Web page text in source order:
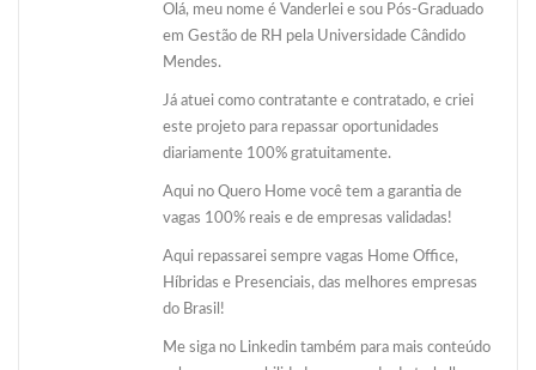
Olá, meu nome é Vanderlei e sou Pós-Graduado
em Gestão de RH pela Universidade Cândido
Mendes.
Já atuei como contratante e contratado, e criei
este projeto para repassar oportunidades
diariamente 100% gratuitamente.
Aqui no Quero Home você tem a garantia de
vagas 100% reais e de empresas validadas!
Aqui repassarei sempre vagas Home Office,
Híbridas e Presenciais, das melhores empresas
do Brasil!
Me siga no Linkedin também para mais conteúdo